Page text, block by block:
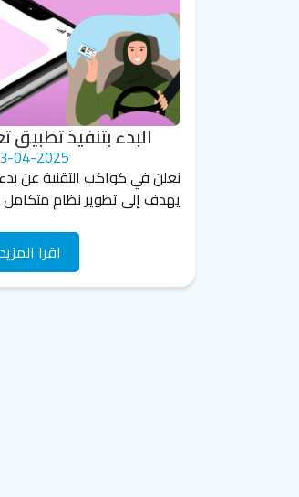
البدء بتنفيذ تطبيق
04-2025
نعلن في كواكب التقنية عن
يهدف إلى تطوير نظام متكامل
اقرا المزيد